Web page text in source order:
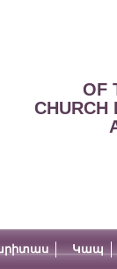
OF
CHURCH
Կապ